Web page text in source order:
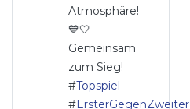
Atmosphäre!
💙🤍
Gemeinsam
zum Sieg!
#Topspiel
#ErsterGegenZweiter